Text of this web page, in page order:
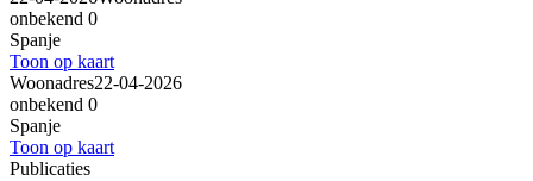
onbekend 0
Spanje
Toon op kaart
Woonadres22-04-2026
onbekend 0
Spanje
Toon op kaart
Publicaties